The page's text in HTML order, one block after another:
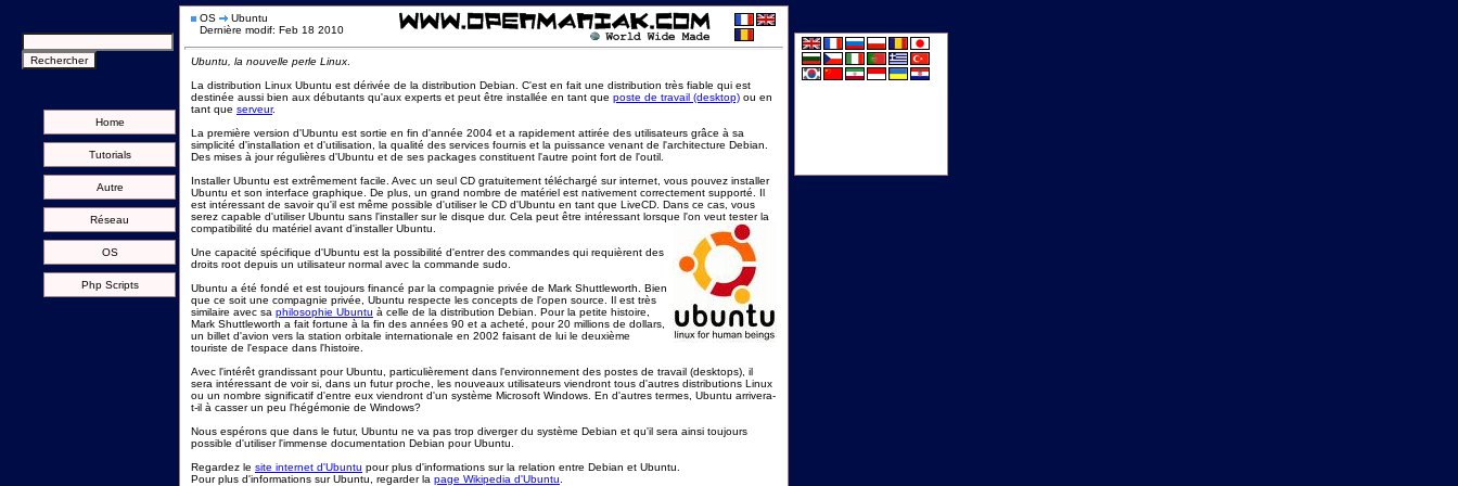
Home
Tutorials
Autre
Réseau
OS
Php Scripts
OS
Ubuntu
Dernière modif: Feb 18 2010
Ubuntu, la nouvelle perle Linux
La distribution Linux Ubuntu est dérivée de la distribution Debian. C'est en fait une distribution très fiable qui est
destinée aussi bien aux débutants qu'aux experts et peut être installée en tant que poste de travail (desktop) ou en
tant que serveur.
La première version d'Ubuntu est sortie en fin d'année 2004 et a rapidement attirée des utilisateurs grâce à sa
simplicité d'installation et d'utilisation, la qualité des services fournis et la puissance venant de l'architecture Debian.
Des mises à jour régulières d'Ubuntu et de ses packages constituent l'autre point fort de l'outil.
Installer Ubuntu est extrêmement facile. Avec un seul CD gratuitement téléchargé sur internet, vous pouvez installer
Ubuntu et son interface graphique. De plus, un grand nombre de matériel est nativement correctement supporté. Il
est intéressant de savoir qu'il est même possible d'utiliser le CD d'Ubuntu en tant que LiveCD. Dans ce cas, vous
serez capable d'utiliser Ubuntu sans l'installer sur le disque dur. Cela peut être intéressant lorsque l'on veut tester la
compatibilité du matériel avant d'installer Ubuntu.
Une capacité spécifique d'Ubuntu est la possibilité d'entrer des commandes qui requièrent des
droits root depuis un utilisateur normal avec la commande sudo.
Ubuntu a été fondé et est toujours financé par la compagnie privée de Mark Shuttleworth. Bien
que ce soit une compagnie privée, Ubuntu respecte les concepts de l'open source. Il est très
similaire avec sa philosophie Ubuntu à celle de la distribution Debian. Pour la petite histoire,
Mark Shuttleworth a fait fortune à la fin des années 90 et a acheté, pour 20 millions de dollars,
un billet d'avion vers la station orbitale internationale en 2002 faisant de lui le deuxième
touriste de l'espace dans l'histoire.
Avec l'intérêt grandissant pour Ubuntu, particulièrement dans l'environnement des postes de travail (desktops), il
sera intéressant de voir si, dans un futur proche, les nouveaux utilisateurs viendront tous d'autres distributions Linux
ou un nombre significatif d'entre eux viendront d'un système Microsoft Windows. En d'autres termes, Ubuntu arrivera-
t-il à casser un peu l'hégémonie de Windows?
Nous espérons que dans le futur, Ubuntu ne va pas trop diverger du système Debian et qu'il sera ainsi toujours
possible d'utiliser l'immense documentation Debian pour Ubuntu.
Regardez le site internet d'Ubuntu pour plus d'informations sur la relation entre Debian et Ubuntu.
Pour plus d'informations sur Ubuntu, regarder la page Wikipedia d'Ubuntu